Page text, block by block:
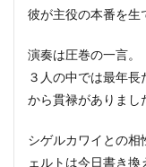
彼が主役の本番を生
演奏は圧巻の一言。
３人の中では最年
から貫禄がありまし
シゲルカワイとの相
ェルトは今日書き換